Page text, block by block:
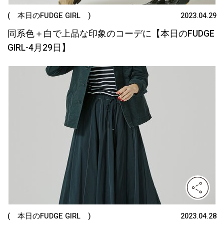
( 本日のFUDGE GIRL ) 2023.04.29
同系色＋白で上品な印象のコーデに【本日のFUDGE
GIRL-4月29日】
( 本日のFUDGE GIRL ) 2023.04.28